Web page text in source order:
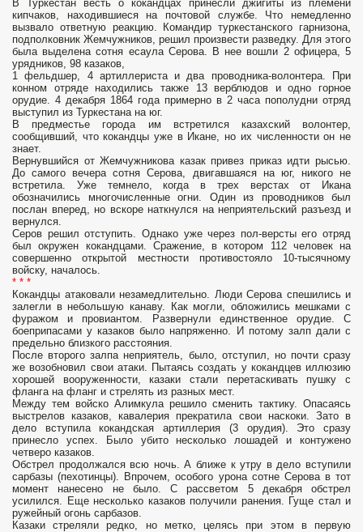
В Туркестан весть о кокандцах принесли джигиты из племени
кипчаков, находившиеся на почтовой службе. Что немедленно
вызвало ответную реакцию. Командир туркестанского гарнизона,
подполковник Жемчужников, решил произвести разведку. Для этого
была выделена сотня есаула Серова. В нее вошли 2 офицера, 5
урядников, 98 казаков,
1 фельдшер, 4 артиллериста и два проводника-волонтера. При
конном отряде находились также 13 верблюдов и одно горное
орудие. 4 декабря 1864 года примерно в 2 часа пополудни отряд
выступил из Туркестана на юг.
В предместье города им встретился казахский волонтер,
сообщивший, что кокандцы уже в Икане, но их численности он не
знает.
Вернувшийся от Жемчужникова казак привез приказ идти рысью.
До самого вечера сотня Серова, двигавшаяся на юг, никого не
встретила. Уже темнело, когда в трех верстах от Икана
обозначились многочисленные огни. Один из проводников был
послан вперед, но вскоре наткнулся на неприятельский разъезд и
вернулся.
Серов решил отступить. Однако уже через пол-версты его отряд
был окружен кокандцами. Сражение, в котором 112 человек на
совершенно открытой местности противостояло 10-тысячному
войску, началось.
* * *
Кокандцы атаковали незамедлительно. Люди Серова спешились и
залегли в небольшую канаву. Как могли, обложились мешками с
фуражом и провиантом. Развернули единственное орудие. С
боеприпасами у казаков было напряженно. И потому залп дали с
предельно близкого расстояния.
После второго залпа неприятель, было, отступил, но почти сразу
же возобновил свои атаки. Пытаясь создать у кокандцев иллюзию
хорошей вооруженности, казаки стали перетаскивать пушку с
фланга на фланг и стрелять из разных мест.
Между тем войско Алимкула решило сменить тактику. Опасаясь
выстрелов казаков, кавалерия прекратила свои наскоки. Зато в
дело вступила кокандская артиллерия (3 орудия). Это сразу
принесло успех. Было убито несколько лошадей и контужено
четверо казаков.
Обстрел продолжался всю ночь. А ближе к утру в дело вступили
сарбазы (пехотинцы). Впрочем, особого урона сотне Серова в тот
момент нанесено не было. С рассветом 5 декабря обстрел
усилился. Еще несколько казаков получили ранения. Гуще стал и
ружейный огонь сарбазов.
Казаки стреляли редко, но метко, целясь при этом в первую